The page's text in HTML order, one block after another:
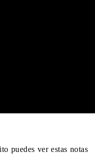
puedes ver estas notas